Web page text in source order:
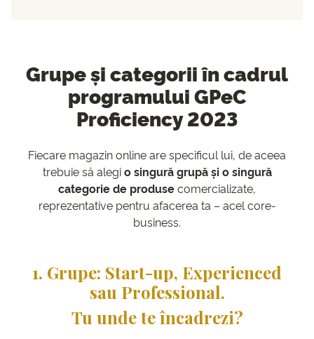
Grupe și categorii în cadrul
programului GPeC
Proficiency 2023
Fiecare magazin online are specificul lui, de aceea
trebuie să alegio singură grupă și o singură
categorie de produsecomercializate,
reprezentative pentru afacerea ta – acel core-
business.
1. Grupe: Start-up, Experienced
sau Professional.
Tu unde te încadrezi?